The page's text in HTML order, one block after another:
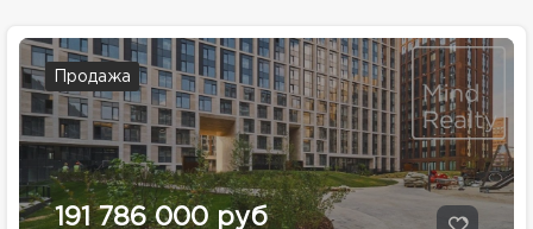
Продажа
191 786 000 руб